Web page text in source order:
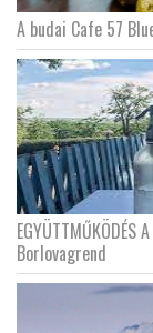
A budai Cafe 57
EGYÜTTMŰKÖDÉS
Borlovagrend